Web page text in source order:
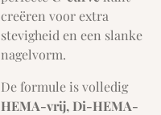
creëren voor extra
stevigheid en een slanke
nagelvorm.
De formule is volledig
HEMA-vrij, Di-HEMA-